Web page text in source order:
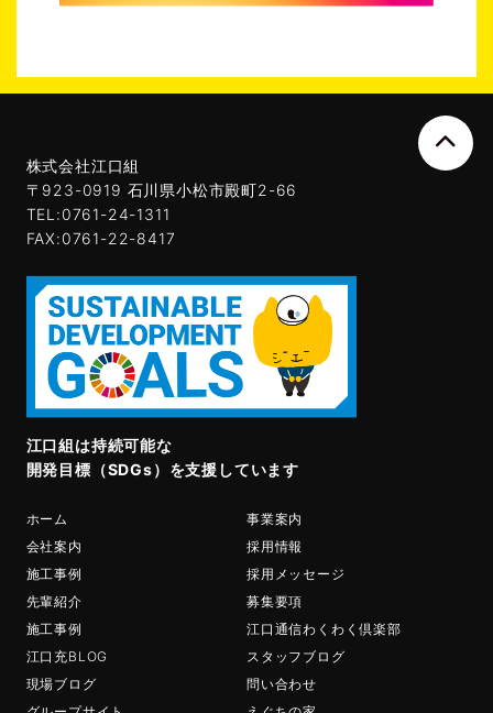
株式会社江口組
〒923-0919 石川県小松市殿町2-66
TEL:0761-24-1311
FAX:0761-22-8417
江口組は持続可能な
開発目標（SDGs）を支援しています
ホーム
事業案内
会社案内
採用情報
施工事例
採用メッセージ
先輩紹介
募集要項
施工事例
江口通信わくわく倶楽部
江口充BLOG
スタッフブログ
現場ブログ
問い合わせ